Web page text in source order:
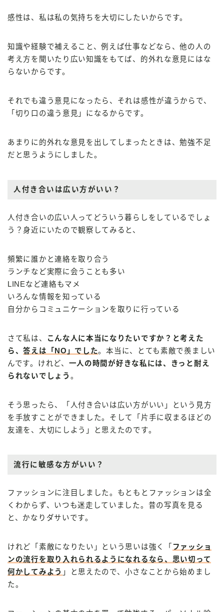
感性は、私は私の気持ちを大切にしたいからです。
知識や経験で補えること、例えば仕事などなら、他の人の
考え方を聞いたり広い知識をもてば、的外れな意見にはな
らないからです。
それでも違う意見になったら、それは感性が違うからで、
「切り口の違う意見」になるからです。
あまりに的外れな意見を出してしまったときは、勉強不足
だと思うようにしました。
人付き合いは広い方がいい？
人付き合いの広い人ってどういう暮らしをしているでしょ
う？身近にいたので観察してみると、
頻繁に誰かと連絡を取り合う
ランチなど実際に会うことも多い
LINEなど連絡もマメ
いろんな情報を知っている
自分からコミュニケーションを取りに行っている
さて私は、
こんな人に本当になりたいですか？と考えた
ら、答えは「NO」でした。本当に、とても素敵で羨ましい
んです。けれど、 一人の時間が好きな私には、きっと耐え
られないでしょう 。
そう思ったら、「人付き合いは広い方がいい」という見方
を手放すことができました。そして「片手に収まるほどの
友達を、大切にしよう」と思えたのです。
流行に敏感な方がいい？
ファッションに注目しました。もともとファッションは全
くわからず、いつも迷走していました。昔の写真を見る
と、かなりダサいです。
けれど「素敵になりたい」という思いは強く「 ファッショ
ンの流行を取り入れられるようになれるなら、思い切って
何かしてみよう 」と思えたので、小さなことから始めまし
た。